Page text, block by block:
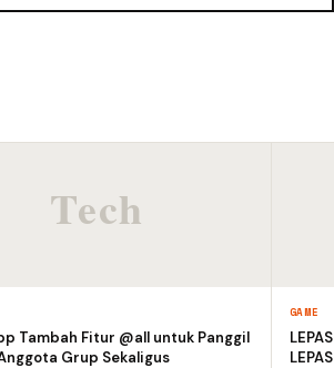
Tambah Fitur @all untuk Panggil
Grup Sekaligus
GAME